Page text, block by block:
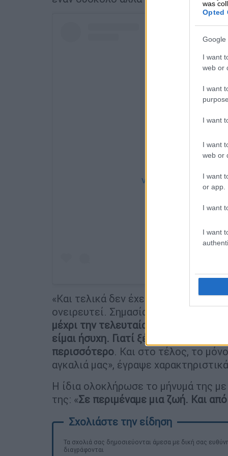
was
Opted
Google
I want
web or
I want
I want
I want
web or
I want
or app.
I want
I want
View this post on
«Και τελικά δεν έχει σημασία αν τα
ονειρευτεί. Σημασία έχει να ξέρεις
μέχρι την τελευταία στιγμή. Πως
είμαι ήσυχη. Γιατί ξέρω πως δεν θα
περισσότερο. Και στο τέλος, το
αγκαλιά μας», έγραψε
Η ίδια ολοκλήρωσε το μήνυμά της
της: «Σε περιμέναμε μια ζωή. Και
Τα σχολιά σας δημοσιεύονται άμεσα με δική σας
διαγράφονται